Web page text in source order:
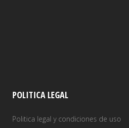
POLITICA LEGAL
Politica legal y condiciones de uso